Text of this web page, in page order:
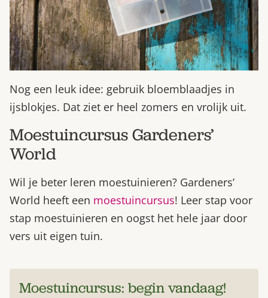
Nog een leuk idee: gebruik bloemblaadjes in
ijsblokjes. Dat ziet er heel zomers en vrolijk uit.
Moestuincursus Gardeners’
World
Wil je beter leren moestuinieren? Gardeners’
World heeft een moestuincursus! Leer stap voor
stap moestuinieren en oogst het hele jaar door
vers uit eigen tuin.
Moestuincursus: begin vandaag!